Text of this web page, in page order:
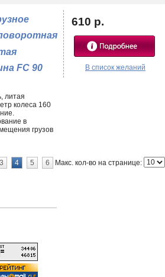
610 р.
В список желаний
FC 90
литая
колеса 160
в
грузов
Макс. кол-во на странице:
3 4 5
6